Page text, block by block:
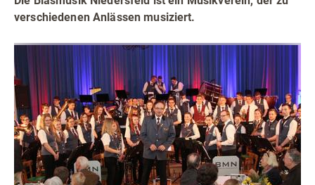
Radfahren
Tourenportal
Tourist-Information
verschiedenen Anlässen musiziert.